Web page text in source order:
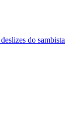
do sambista